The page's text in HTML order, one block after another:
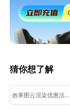
猜你想了解
效果图云渲染优惠活动